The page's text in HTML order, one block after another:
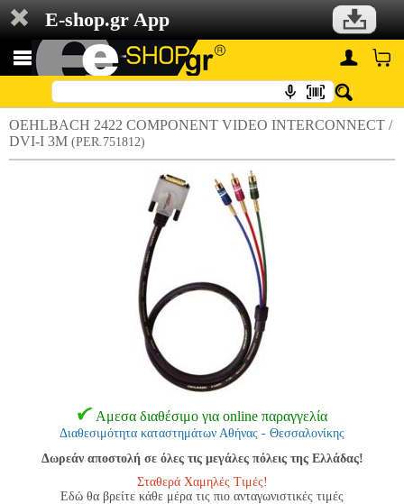
E-shop.gr App
OEHLBACH 2422 COMPONENT VIDEO INTERCONNECT /
DVI-I 3M (PER.751812)
Αμεσα διαθέσιμο για online παραγγελία
Διαθεσιμότητα καταστημάτων Αθήνας - Θεσσαλονίκης
Δωρεάν αποστολή σε όλες τις μεγάλες πόλεις της Ελλάδας!
Σταθερά Χαμηλές Τιμές!
Εδώ θα βρείτε κάθε μέρα τις πιο ανταγωνιστικές τιμές